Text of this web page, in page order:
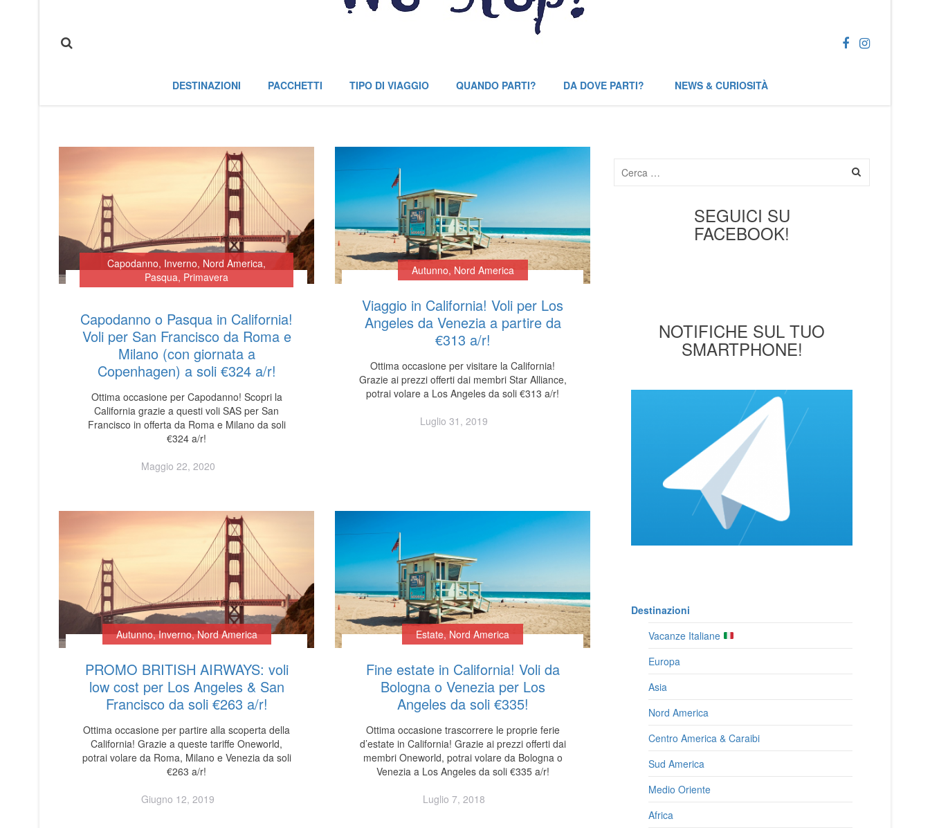
DESTINAZIONI PACCHETTI TIPO DI VIAGGIO QUANDO PARTI? DA DOVE PARTI? NEWS & CURIOSITÀ
Capodanno, Inverno, Nord America,
Pasqua, Primavera
Capodanno o Pasqua in California!
Voli per San Francisco da Roma e
Milano (con giornata a
Copenhagen) a soli €324 a/r!
Ottima occasione per Capodanno! Scopri la
California grazie a questi voli SAS per San
Francisco in offerta da Roma e Milano da soli
€324 a/r!
Maggio 22, 2020
Autunno, Nord America
Viaggio in California! Voli per Los
Angeles da Venezia a partire da
€313 a/r!
Ottima occasione per visitare la California!
Grazie ai prezzi offerti dai membri Star Alliance,
potrai volare a Los Angeles da soli €313 a/r!
Luglio 31, 2019
Autunno,Inverno,Nord America
PROMO BRITISH AIRWAYS: voli
low cost per Los Angeles & San
Francisco da soli €263 a/r!
Ottima occasione per partire alla scoperta della
California! Grazie a queste tariffe Oneworld,
potrai volare da Roma, Milano e Venezia da soli
€263 a/r!
Giugno 12, 2019
Estate, Nord America
Fine estate in California! Voli da
Bologna o Venezia per Los
Angeles da soli €335!
Ottima occasione trascorrere le proprie ferie
d’estate in California! Grazie ai prezzi offerti dai
membri Oneworld, potrai volare da Bologna o
Venezia a Los Angeles da soli €335 a/r!
Luglio 7, 2018
SEGUICI SU
FACEBOOK!
NOTIFICHE SUL TUO
SMARTPHONE!
Destinazioni
Vacanze Italiane
Europa
Asia
Nord America
Centro America & Caraibi
Sud America
Medio Oriente
Africa